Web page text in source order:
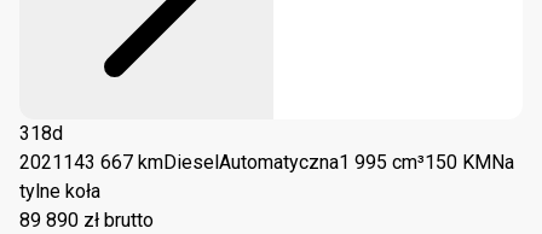
318d
2021 143 667 kmDiesel Automatyczna1 995 cm³150 KM Na
tylne koła
89 890 zł brutto